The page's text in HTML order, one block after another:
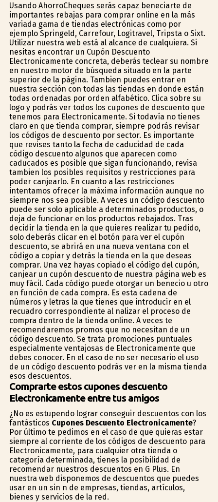
Usando AhorroCheques serás capaz beneficiarte de
importantes rebajas para comprar online en la más
variada gama de tiendas electrónicas como por
ejemplo Springfield, Carrefour, Logitravel, Tripsta o Sixt.
Utilizar nuestra web está al alcance de cualquiera. Si
nesitas encontrar un Cupón Descuento
Electronicamente concreta, deberás teclear su nombre
en nuestro motor de búsqueda situado en la parte
superior de la página. Tambien puedes entrar en
nuestra sección con todas las tiendas en donde están
todas ordenadas por orden alfabético. Clica sobre su
logo y podrás ver todos los cupones de descuento que
tenemos para Electronicamente. Si todavía no tienes
claro en que tienda comprar, siempre podrás revisar
los códigos de descuento por sector. Es importante
que revises tanto la fecha de caducidad de cada
código descuento algunos que aparecen como
caducados es posible que sigan funcionando, revisa
tambien los posibles requisitos y restricciones para
poder canjearlo. En cuanto a las restricciones
intentamos ofrecer la máxima información aunque no
siempre nos sea posible. A veces un código descuento
puede ser solo aplicable a determinados productos, o
deja de funcionar en los productos rebajados. Tras
decidir la tienda en la que quieres realizar tu pedido,
solo deberás clicar en el botón para ver el cupón
descuento, se abrirá en una nueva ventana con el
código a copiar y detrás la tienda en la que deseas
comprar. Una vez hayas copiado el código del cupón,
canjear un cupón descuento de nuestra página web es
muy fácil. Cada código puede otorgar un beneficio u otro
en función de cada compra. Es esta cadena de
números y letras la que tienes que introducir en el
recuadro correspondiente al finalizar el proceso de
compra dentro de la tienda online. A veces te
recomendaremos promos que no necesitan de un
código descuento. Se trata promociones puntuales
especialmente ventajosas de Electronicamente que
debes conocer. En el caso de no ser necesario el uso
de un código descuento podrás ver en la misma tienda
esos descuentos.
Comprarte estos cupones descuento
Electronicamente entre tus amigos
¿No es estupendo lograr conseguir descuentos con los
fantásticos Cupones Descuento Electronicamente?
Por último te pedimos en el caso de que quieras estar
siempre al corriente de los códigos de descuento para
Electronicamente, para cualquier otra tienda o
categoría determinada, tienes la posibilidad de
recomendar nuestros descuentos en G Plus. En
nuestra web disponemos de descuentos que puedes
usar en un sin fin de empresas, tiendas, artículos,
bienes y servicios de la red.